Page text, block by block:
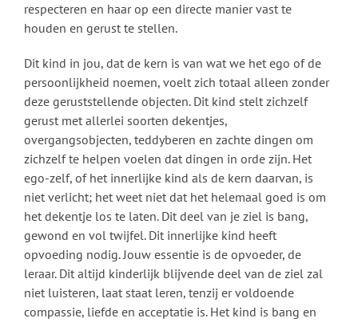
respecteren en haar op een directe manier vast te
houden en gerust te stellen.
Dit kind in jou, dat de kern is van wat we het ego of de
persoonlijkheid noemen, voelt zich totaal alleen zonder
deze geruststellende objecten. Dit kind stelt zichzelf
gerust met allerlei soorten dekentjes,
overgangsobjecten, teddyberen en zachte dingen om
zichzelf te helpen voelen dat dingen in orde zijn. Het
ego-zelf, of het innerlijke kind als de kern daarvan, is
niet verlicht; het weet niet dat het helemaal goed is om
het dekentje los te laten. Dit deel van je ziel is bang,
gewond en vol twijfel. Dit innerlijke kind heeft
opvoeding nodig. Jouw essentie is de opvoeder, de
leraar. Dit altijd kinderlijk blijvende deel van de ziel zal
niet luisteren, laat staat leren, tenzij er voldoende
compassie, liefde en acceptatie is. Het kind is bang en